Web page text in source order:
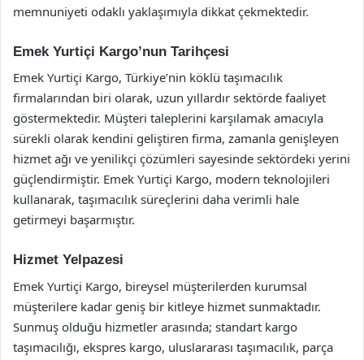
memnuniyeti odaklı yaklaşımıyla dikkat çekmektedir.
Emek Yurtiçi Kargo’nun Tarihçesi
Emek Yurtiçi Kargo, Türkiye’nin köklü taşımacılık
firmalarından biri olarak, uzun yıllardır sektörde faaliyet
göstermektedir. Müşteri taleplerini karşılamak amacıyla
sürekli olarak kendini geliştiren firma, zamanla genişleyen
hizmet ağı ve yenilikçi çözümleri sayesinde sektördeki yerini
güçlendirmiştir. Emek Yurtiçi Kargo, modern teknolojileri
kullanarak, taşımacılık süreçlerini daha verimli hale
getirmeyi başarmıştır.
Hizmet Yelpazesi
Emek Yurtiçi Kargo, bireysel müşterilerden kurumsal
müşterilere kadar geniş bir kitleye hizmet sunmaktadır.
Sunmuş olduğu hizmetler arasında; standart kargo
taşımacılığı, ekspres kargo, uluslararası taşımacılık, parça